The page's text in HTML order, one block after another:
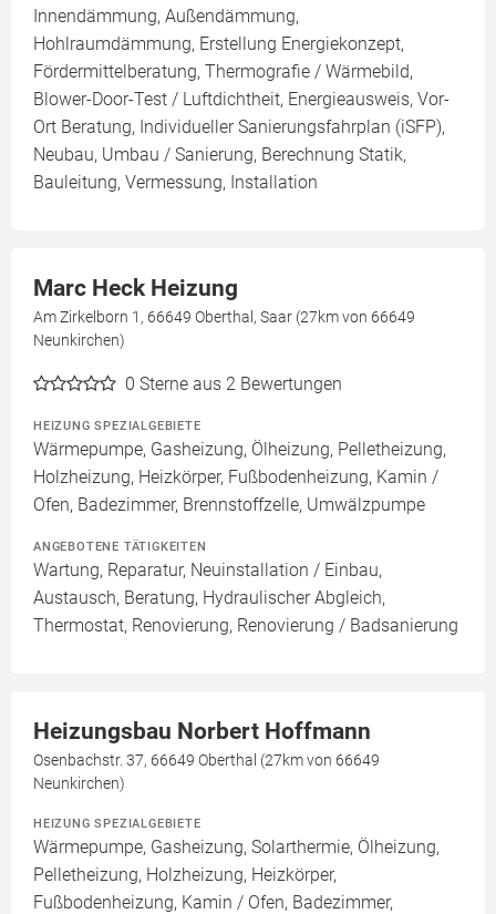
Innendämmung, Außendämmung,
Hohlraumdämmung, Erstellung Energiekonzept,
Fördermittelberatung, Thermografie / Wärmebild,
Blower-Door-Test / Luftdichtheit, Energieausweis, Vor-
Ort Beratung, Individueller Sanierungsfahrplan (iSFP),
Neubau, Umbau / Sanierung, Berechnung Statik,
Bauleitung, Vermessung, Installation
Marc Heck Heizung
Am Zirkelborn 1, 66649 Oberthal, Saar (27km von 66649
Neunkirchen)
0 Sterne aus 2 Bewertungen
HEIZUNG SPEZIALGEBIETE
Wärmepumpe, Gasheizung, Ölheizung, Pelletheizung,
Holzheizung, Heizkörper, Fußbodenheizung, Kamin /
Ofen, Badezimmer, Brennstoffzelle, Umwälzpumpe
ANGEBOTENE TÄTIGKEITEN
Wartung, Reparatur, Neuinstallation / Einbau,
Austausch, Beratung, Hydraulischer Abgleich,
Thermostat, Renovierung, Renovierung / Badsanierung
Heizungsbau Norbert Hoffmann
Osenbachstr. 37, 66649 Oberthal (27km von 66649
Neunkirchen)
HEIZUNG SPEZIALGEBIETE
Wärmepumpe, Gasheizung, Solarthermie, Ölheizung,
Pelletheizung, Holzheizung, Heizkörper,
Fußbodenheizung, Kamin / Ofen, Badezimmer,